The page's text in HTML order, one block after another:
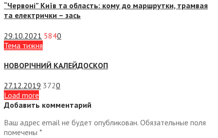
“Червоні” Київ та область: кому до маршрутки, трамвая
та електрички – зась
29.10.2021 5840
Тема тижня
НОВОРІЧНИЙ КАЛЕЙДОСКОП
27.12.2019 3720
Load more
Добавить комментарий
Ваш адрес email не будет опубликован. Обязательные поля
помечены *